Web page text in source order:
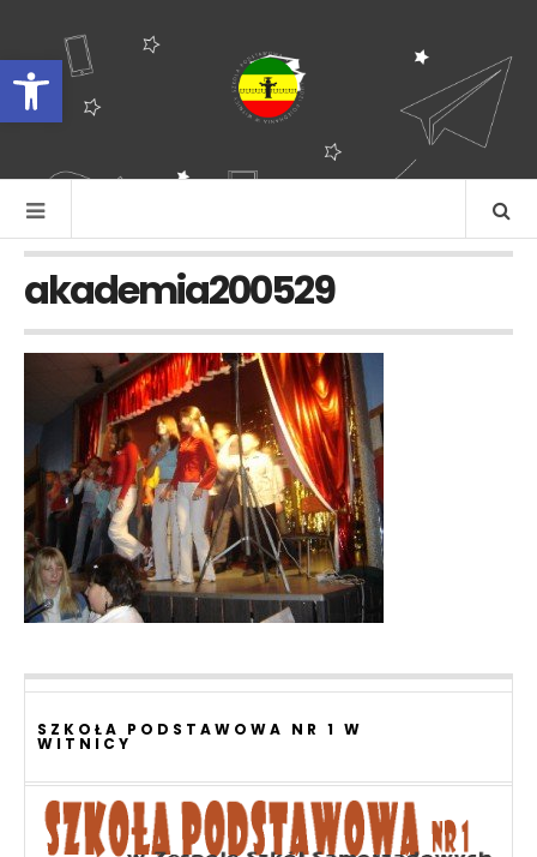
Otwórz pasek narzędzi
akademia200529
SZKOŁA PODSTAWOWA NR 1 W
WITNICY